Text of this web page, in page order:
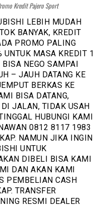
Kredit Pajero Sport
LEBIH MUDAH
BANYAK, KREDIT
PROMO PALING
UNTUK MASA KREDIT 1
NEGO SAMPAI
– JAUH DATANG KE
BERKAS KE
BISA DATANG,
JALAN, TIDAK USAH
HUBUNGI KAMI
0812 8117 1983
NAMUN JIKA INGIN
UNTUK
DIBELI BISA KAMI
DAN AKAN KAMI
PEMBELIAN CASH
TRANSFER
RESMI DEALER